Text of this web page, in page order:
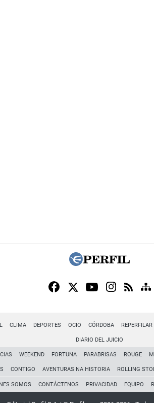
CLIMA DEPORTES OCIO CÓRDOBA REPERFILAR
DIARIO DEL JUICIO
WEEKEND FORTUNA PARABRISAS ROUGE
CONTIGO AVENTURAS NA HISTORIA ROLLING
SOMOS CONTÁCTENOS PRIVACIDAD EQUIPO